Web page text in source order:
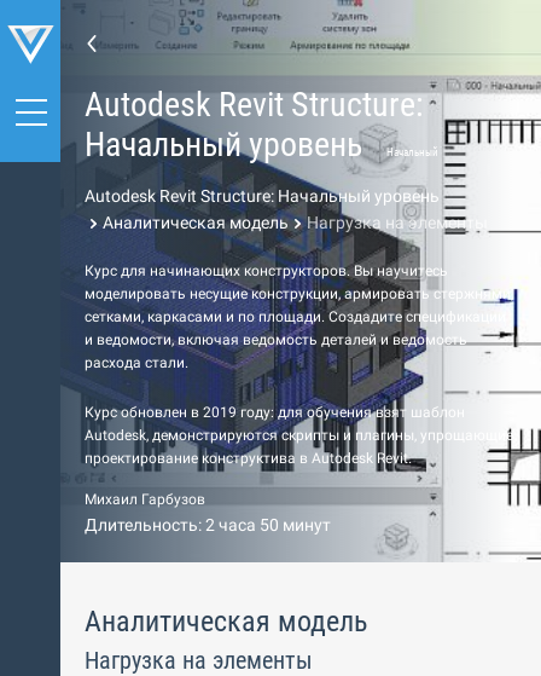
Autodesk Revit Structure:
Начальный уровень
Начальный
Autodesk Revit Structure: Начальный уровень
Аналитическая модель
Нагрузка на элементы
Курс для начинающих конструкторов. Вы научитесь
моделировать несущие конструкции, армировать стержнями,
сетками, каркасами и по площади. Создадите спецификации
и ведомости, включая ведомость деталей и ведомость
расхода стали.
Курс обновлен в 2019 году: для обучения взят шаблон
Autodesk, демонстрируются скрипты и плагины, упрощающие
проектирование конструктива в Autodesk Revit.
Михаил Гарбузов
Длительность: 2 часа 50 минут
Аналитическая модель
Нагрузка на элементы